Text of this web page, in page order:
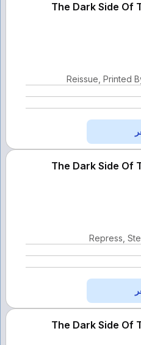
The Dark Side Of
Reissue, Printed
The Dark Side Of
Repress,
The Dark Side Of